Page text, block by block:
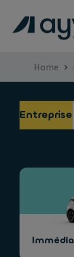
Home
Entreprise